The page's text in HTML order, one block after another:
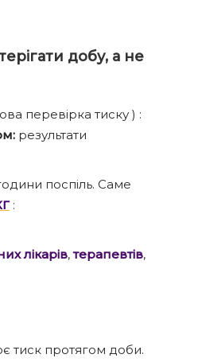
добу, а не
перевірка тиску ) :
результати
поспіль. Саме
:
лікарів,терапевтів,
тиск протягом доби.